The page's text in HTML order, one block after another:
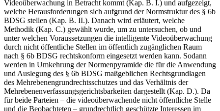
Videoüberwachung in Betracht kommt (Kap. B. I.) und aufgezeigt,
welche Herausforderungen sich aufgrund der Normstruktur des § 6b
BDSG stellen (Kap. B. II.). Danach wird erläutert, welche
Methodik (Kap. C.) gewählt wurde, um zu untersuchen, ob und
unter welchen Voraussetzungen die intelligente Videoüberwachung
durch nicht öffentliche Stellen im öffentlich zugänglichen Raum
nach § 6b BDSG rechtskonform eingesetzt werden kann. Sodann
werden in Umkehrung der Normenpyramide die für die Anwendung
und Auslegung des § 6b BDSG maßgeblichen Rechtsgrundlagen
des Mehrebenengrundrechtsschutzes und das Verhältnis der
Mehrebenenverfassungsgerichtsbarkeiten dargestellt (Kap. D.). Da
für beide Parteien – die videoüberwachende nicht öffentliche Stelle
und die Beobachteten – grundrechtlich geschützte Interessen im